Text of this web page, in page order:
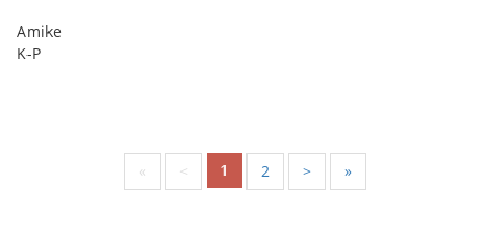
Amike
K-P
« < 1 2 > »